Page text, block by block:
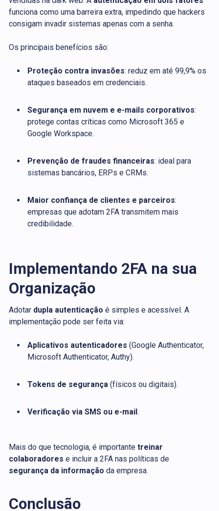
funciona como uma barreira extra, impedindo que hackers
consigam invadir sistemas apenas com a senha.
Os principais benefícios são:
Proteção contra invasões: reduz em até 99,9% os
ataques baseados em credenciais.
Segurança em nuvem e e-mails corporativos:
protege contas críticas como Microsoft 365 e
Google Workspace.
Prevenção de fraudes financeiras: ideal para
sistemas bancários, ERPs e CRMs.
Maior confiança de clientes e parceiros:
empresas que adotam 2FA transmitem mais
credibilidade.
Implementando 2FA na sua
Organização
Adotar dupla autenticação é simples e acessível. A
implementação pode ser feita via:
Aplicativos autenticadores (Google Authenticator,
Microsoft Authenticator, Authy).
Tokens de segurança (físicos ou digitais).
Verificação via SMS ou e-mail.
Mais do que tecnologia, é importante treinar
colaboradores e incluir a 2FA nas políticas de
segurança da informação da empresa.
Conclusão